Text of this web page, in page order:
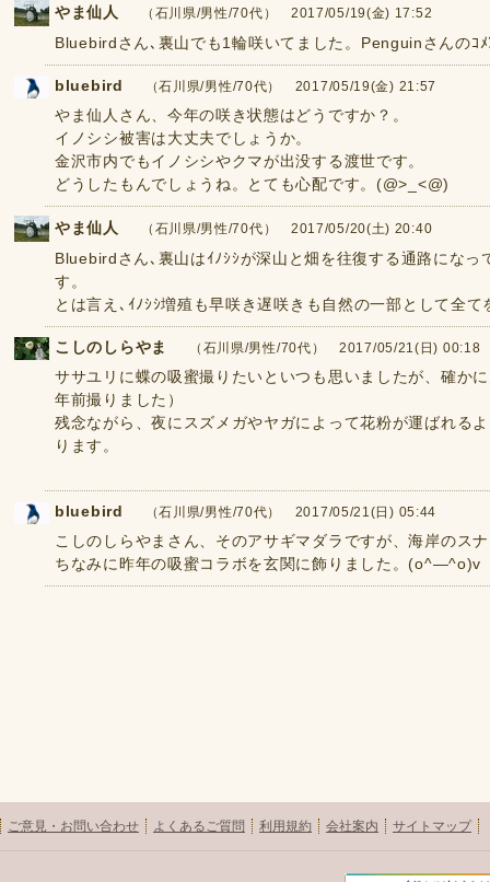
やま仙人 （石川県/男性/70代） 2017/05/19(金) 17:52
Bluebirdさん､裏山でも1輪咲いてました。Penguinさんのｺ
bluebird （石川県/男性/70代） 2017/05/19(金) 21:57
やま仙人さん、今年の咲き状態はどうですか？。
イノシシ被害は大丈夫でしょうか。
金沢市内でもイノシシやクマが出没する渡世です。
どうしたもんでしょうね。とても心配です。(@>_<@)
やま仙人 （石川県/男性/70代） 2017/05/20(土) 20:40
Bluebirdさん､裏山はｲﾉｼｼが深山と畑を往復する通路にな
す。
とは言え､ｲﾉｼｼ増殖も早咲き遅咲きも自然の一部として全
こしのしらやま （石川県/男性/70代） 2017/05/21(日) 00:18
ササユリに蝶の吸蜜撮りたいといつも思いましたが、確か
年前撮りました）
残念ながら、夜にスズメガやヤガによって花粉が運ばれる
ります。
bluebird （石川県/男性/70代） 2017/05/21(日) 05:44
こしのしらやまさん、そのアサギマダラですが、海岸のス
ちなみに昨年の吸蜜コラボを玄関に飾りました。(o^―^o)v
ご意見・お問い合わせ よくあるご質問 利用規約 会社案内 サイトマップ